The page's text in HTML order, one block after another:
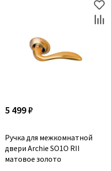
5 499 ₽
Ручка для межкомнатной
двери Archie SO1O RII
матовое золото